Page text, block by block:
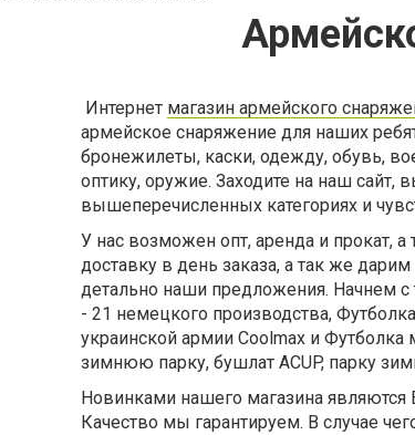
Интернет магазин армейского
армейское снаряжение для наших
бронежилеты, каски, одежду, обувь,
оптику, оружие. Заходите на наш сайт,
вышеперечисленных категориях и
У нас возможен опт, аренда и
доставку в день заказа, а так же
детально наши предложения. Начнем
- 21 немецкого производства,
украинской армии Coolmax и Футболка
зимнюю парку, бушлат ACUP, парку
Новинками нашего магазина
Качество мы гарантируем. В случае